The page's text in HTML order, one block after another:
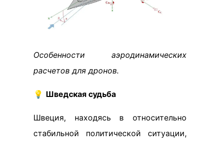
Особенности аэродинамических
расчетов для дронов.
💡 Шведская судьба
Швеция, находясь в относительно
стабильной политической ситуации,